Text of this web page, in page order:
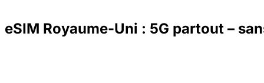
eSIM Royaume-Uni : 5G partout –